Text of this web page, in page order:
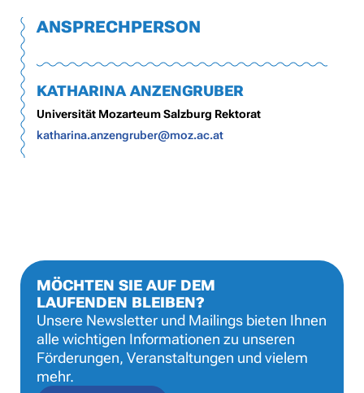
ANSPRECHPERSON
KATHARINA ANZENGRUBER
Universität Mozarteum Salzburg Rektorat
katharina.anzengruber@moz.ac.at
MÖCHTEN SIE AUF DEM
LAUFENDEN BLEIBEN?
Unsere Newsletter und Mailings bieten Ihnen
alle wichtigen Informationen zu unseren
Förderungen, Veranstaltungen und vielem
mehr.